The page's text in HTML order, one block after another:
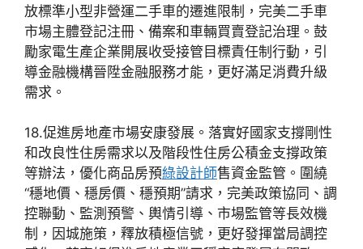
放標準小型非營運二手車的遷進限制，完美二手車
市場主體登記注冊、備案和車輛買賣登記治理。鼓
勵家電生產企業開展收受接管目標責任制行動，引
導金融機構晉陞金融服務才能，更好滿足消費升級
需求。
18.促進房地產市場安康發展。落實好國家支撐剛性
和改良性住房需求以及階段性住房公積金支撐政策
等辦法，優化商品房預綠設計師售資金監管。圍繞
“穩地價、穩房價、穩預期”請求，完美政策協同、調
控聯動、監測預警、輿情引導、市場監管等長效機
制，因城施策，釋放積極信號，更好發揮當局調控